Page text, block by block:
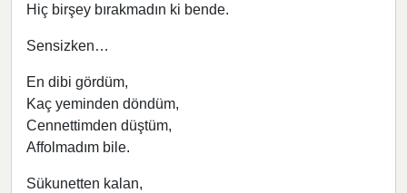
Hiç birşey bırakmadın ki bende.
Sensizken…
En dibi gördüm,
Kaç yeminden döndüm,
Cennettimden düştüm,
Affolmadım bile.
Sükunetten kalan,